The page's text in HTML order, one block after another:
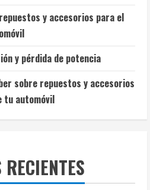
y accesorios para el
y pérdida de potencia
sobre repuestos y accesorios
tu automóvil